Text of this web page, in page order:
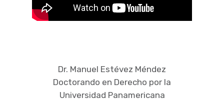
Dr. Manuel Estévez Méndez
Doctorando en Derecho por la
Universidad Panamericana